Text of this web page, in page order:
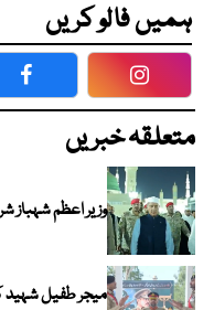
ہمیں فالو کریں
Facebook
متعلقہ خبریں
وزیر اعظم